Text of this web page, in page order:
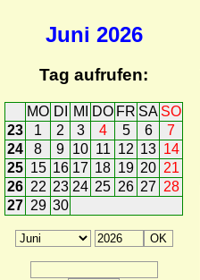
Juni 2026
Tag aufrufen:
MO DI MI DO FR SA SO
23
1 2 3 4 5 6
7
24
8 9 10 11 12 13 14
25 15 16 17 18 19 20 21
26 22 23 24 25 26 27 28
27 29 30